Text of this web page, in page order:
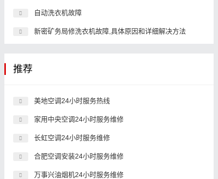
自动洗衣机故障
新密矿务局修洗衣机故障,具体原因和详细解决方法
推荐
美地空调24小时服务热线
家用中央空调24小时服务维修
长虹空调24小时服务维修
合肥空调安装24小时服务维修
万事兴油烟机24小时服务维修